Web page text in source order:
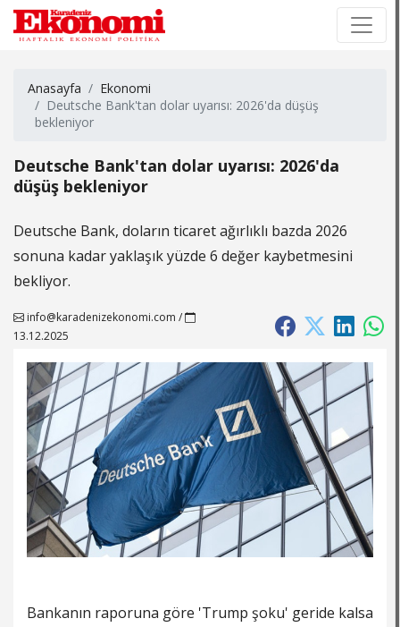
Anasayfa
Ekonomi
Deutsche Bank'tan dolar uyarısı: 2026'da düşüş
bekleniyor
Deutsche Bank'tan dolar uyarısı: 2026'da
düşüş bekleniyor
Deutsche Bank, doların ticaret ağırlıklı bazda 2026
sonuna kadar yaklaşık yüzde 6 değer kaybetmesini
bekliyor.
info@karadenizekonomi.com /
13.12.2025
Bankanın raporuna göre 'Trump şoku' geride kalsa
×
×